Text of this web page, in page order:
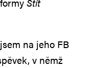
na jeho FB
v němž